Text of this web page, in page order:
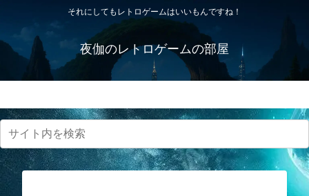
それにしてもレトロゲームはいいもんですね！
夜伽のレトロゲームの部屋